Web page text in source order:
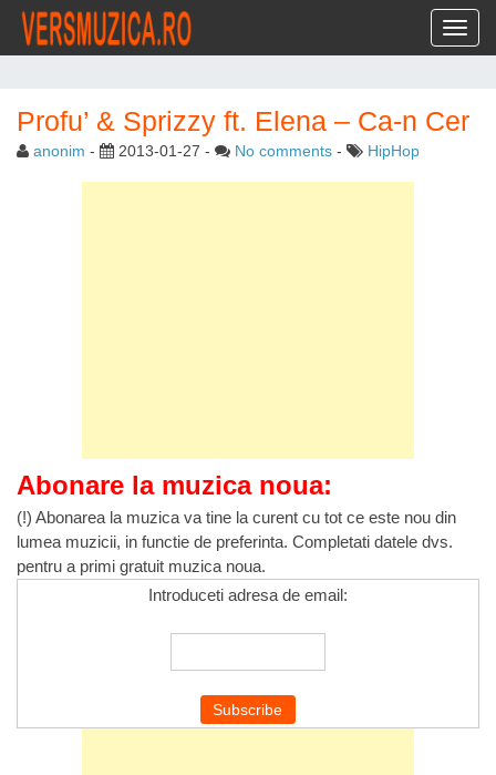
Profu’ & Sprizzy ft. Elena – Ca-n Cer
anonim - 2013-01-27 - No comments - HipHop
Abonare la muzica noua:
(!) Abonarea la muzica va tine la curent cu tot ce este nou din
lumea muzicii, in functie de preferinta. Completati datele dvs.
pentru a primi gratuit muzica noua.
Introduceti adresa de email: